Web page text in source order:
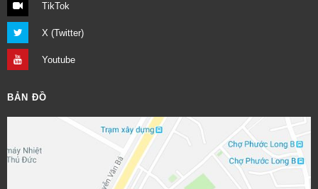
TikTok
X (Twitter)
Youtube
BẢN ĐỒ